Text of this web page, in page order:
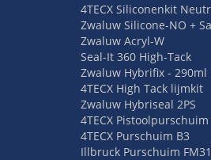
4TECX Siliconenkit
Zwaluw Silicone-NO +
Zwaluw Acryl-W
Seal-It 360 High-Tack
Zwaluw Hybrifix - 290ml
4TECX High Tack lijmkit
Zwaluw Hybriseal 2PS
4TECX Pistoolpurschuim
4TECX Purschuim B3
Illbruck Purschuim